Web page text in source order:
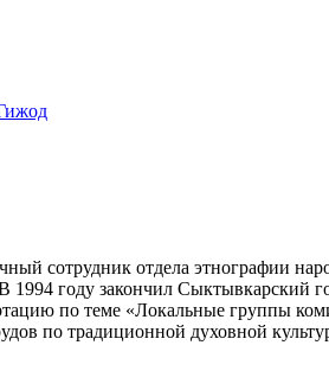
сотрудник отдела этнографии
1994 году закончил
по теме «Локальные группы
по традиционной духовной